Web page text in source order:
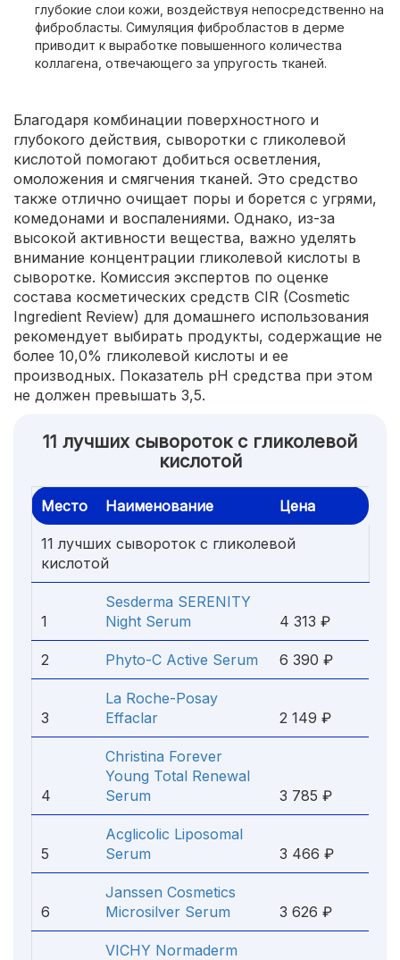
глубокие слои кожи, воздействуя непосредственно на
фибробласты. Симуляция фибробластов в дерме
приводит к выработке повышенного количества
коллагена, отвечающего за упругость тканей.
Благодаря комбинации поверхностного и
глубокого действия, сыворотки с гликолевой
кислотой помогают добиться осветления,
омоложения и смягчения тканей. Это средство
также отлично очищает поры и борется с угрями,
комедонами и воспалениями. Однако, из-за
высокой активности вещества, важно уделять
внимание концентрации гликолевой кислоты в
сыворотке. Комиссия экспертов по оценке
состава косметических средств CIR (Cosmetic
Ingredient Review) для домашнего использования
рекомендует выбирать продукты, содержащие не
более 10,0% гликолевой кислоты и ее
производных. Показатель pH средства при этом
не должен превышать 3,5.
11 лучших сывороток с гликолевой
кислотой
Место Наименование Цена
11 лучших сывороток с гликолевой
кислотой
1
Sesderma SERENITY
Night Serum
4 313 ₽
2 Phyto-C Active Serum 6 390 ₽
3
La Roche-Posay
Effaclar
2 149 ₽
4
Christina Forever
Young Total Renewal
Serum
3 785 ₽
5
Acglicolic Liposomal
Serum
3 466 ₽
6
Janssen Cosmetics
Microsilver Serum
3 626 ₽
VICHY Normaderm